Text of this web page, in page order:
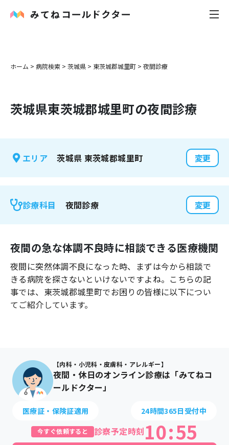
内科
花粉症
感染症
よくあるご質問
ホーム > 病院検索 > 茨城県 > 東茨城郡城里町 > 夜間診療
茨城県東茨城郡城里町の夜間診療
エリア 茨城県 東茨城郡城里町 変更
診療科目 夜間診療 変更
夜間の急な体調不良時に相談できる医療機関
夜間に突然体調不良になった時、まずは今から相談で
きる病院を探さないといけないですよね。こちらの記
事では、 東茨城郡城里町でお困りの皆様に以下につい
てご紹介しています。
【内科・小児科・皮膚科・アレルギー】
夜間・休日のオンライン診療は「みてねコ
ールドクター」
医療証・保険証適用 24時間365日受付中
今すぐ依頼すると 診察予定時刻10:55